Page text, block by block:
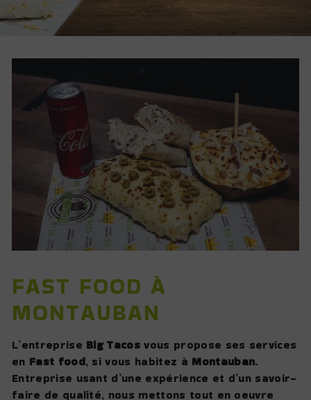
FAST FOOD À
MONTAUBAN
L’entreprise Big Tacos vous propose ses services
en Fast food, si vous habitez à Montauban.
Entreprise usant d’une expérience et d’un savoir-
faire de qualité, nous mettons tout en oeuvre